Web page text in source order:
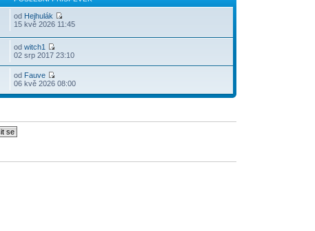
od Hejhulák
15 kvě 2026 11:45
od witch1
02 srp 2017 23:10
od Fauve
06 kvě 2026 08:00